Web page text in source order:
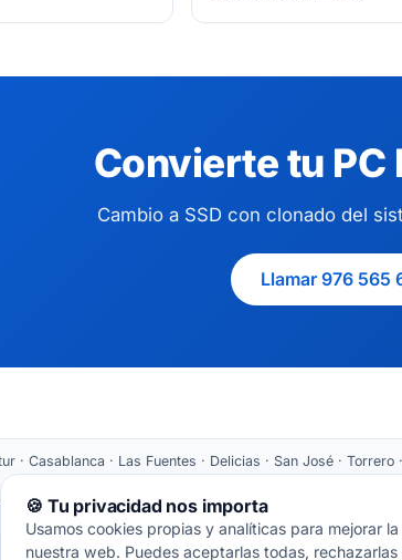
Convierte tu PC
Cambio a SSD con clonado del
Llamar 976 565
· Casablanca · Las Fuentes · Delicias · San José ·
📍 Cortes de Aragón 64 · 50005
🍪 Tu privacidad nos importa
Usamos cookies propias y analíticas para mejorar
nuestra web. Puedes aceptarlas todas,